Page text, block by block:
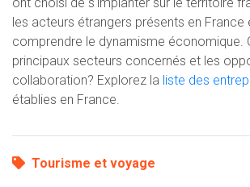
les acteurs étrangers présents en
comprendre le dynamisme économique.
principaux secteurs concernés et les
collaboration? Explorez la liste des
établies en France.
Tourisme et voyage